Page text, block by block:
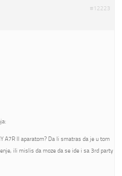
#12223
A7R II aparatom? Da li smatras da je u tom
ili mislis da moze da se ide i sa 3rd party